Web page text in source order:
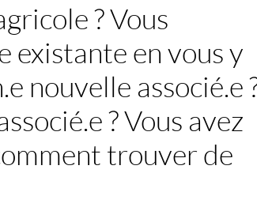
? Vous
existante en vous y
nouvelle associé.e
? Vous avez
trouver de